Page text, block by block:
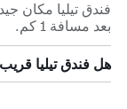
فندق تيليا مكان
بعد مسافة 1 كم.
هل فندق تيليا قريب